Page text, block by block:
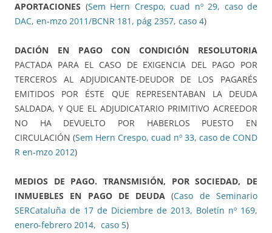
APORTACIONES (Sem Hern Crespo, cuad nº 29, caso de
DAC, en-mzo 2011/BCNR 181, pág 2357, caso 4)
DACIÓN EN PAGO CON CONDICIÓN RESOLUTORIA
PACTADA PARA EL CASO DE EXIGENCIA DEL PAGO POR
TERCEROS AL ADJUDICANTE-DEUDOR DE LOS PAGARÉS
EMITIDOS POR ÉSTE QUE REPRESENTABAN LA DEUDA
SALDADA, Y QUE EL ADJUDICATARIO PRIMITIVO ACREEDOR
NO HA DEVUELTO POR HABERLOS PUESTO EN
CIRCULACIÓN (Sem Hern Crespo, cuad nº 33, caso de COND
R en-mzo 2012)
MEDIOS DE PAGO. TRANSMISIÓN, POR SOCIEDAD, DE
INMUEBLES EN PAGO DE DEUDA (Caso de Seminario
SERCataluña de 17 de Diciembre de 2013, Boletín nº 169,
enero-febrero 2014, caso 5)